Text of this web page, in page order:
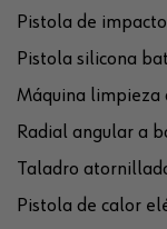
Pistola de
Pistola silicona
Máquina limpieza
Radial angular a
Taladro
Pistola de calor